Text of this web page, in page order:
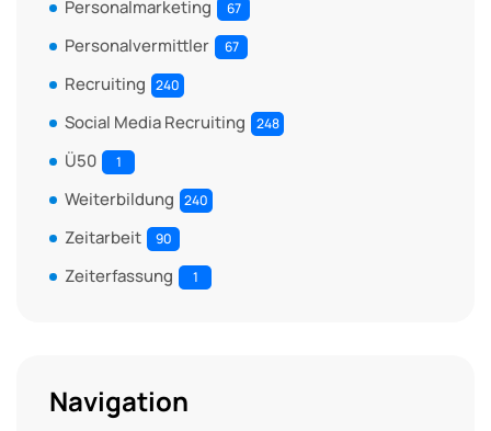
Personalmarketing 67
Personalvermittler 67
Recruiting 240
Social Media Recruiting 248
Ü50 1
Weiterbildung 240
Zeitarbeit 90
Zeiterfassung 1
Navigation